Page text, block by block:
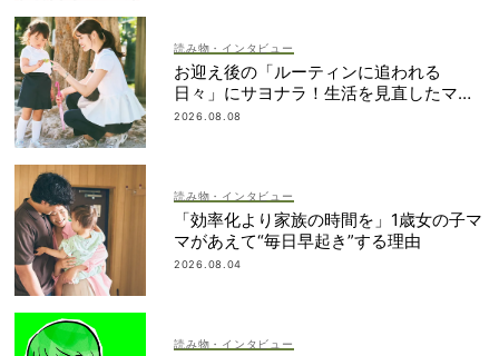
読み物・インタビュー
お迎え後の「ルーティンに追われる
日々」にサヨナラ！生活を見直したママ
の変化とは？
2026.08.08
読み物・インタビュー
「効率化より家族の時間を」1歳女の子マ
マがあえて“毎日早起き”する理由
2026.08.04
読み物・インタビュー